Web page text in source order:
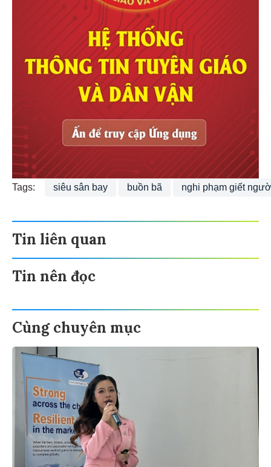
Tags: siêu sân bay buồn bã nghi phạm giết
Tin liên quan
Tin nên đọc
Cùng chuyên mục